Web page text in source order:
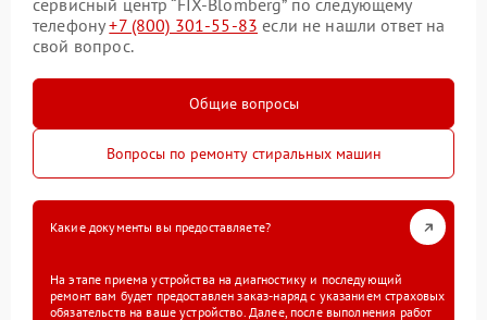
сервисный центр “FIX-Blomberg” по следующему
телефону+7 (800) 301-55-83 если не нашли ответ на
свой вопрос.
Общие вопросы
Вопросы по ремонту стиральных машин
Какие документы вы предоставляете?
На этапе приема устройства на диагностику и последующий
ремонт вам будет предоставлен заказ-наряд с указанием страховых
обязательств на ваше устройство. Далее, после выполнения работ